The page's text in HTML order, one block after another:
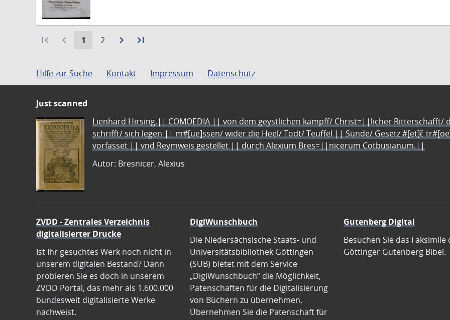
first_page navigate_before
Aktuelle
1
Gehe
2 navigate_next
Zurlast_page
Hilfe zur Suche
Kontakt Impressum Datenschutz
Just scanned
Lienhard Hirsing.|| COMOEDIA || von dem geystlichen kampff/ Christ=||licher Ritterschafft/
schrifft/ sich legen || m#[ue]ssen/ wider die Heel/ Todt/ Teuffel || Sünde/ Gesetz #[et]c̃
vorfasset || vnd Reymweis gestellet || durch Alexium Bres=||nicerum Cotbusianum.||
Autor: Bresnicer, Alexius
ZVDD - Zentrales Verzeichnis
digitalisierter Drucke
Ist Ihr gesuchtes Werk noch nicht in
unserem digitalen Bestand? Dann
probieren Sie es doch in unserem
ZVDD Portal, das mehr als 1.600.000
bundesweit digitalisierte Werke
nachweist.
DigiWunschbuch
Die Niedersächsische Staats- und
Universitätsbibliothek Göttingen
(SUB) bietet mit dem Service
„DigiWunschbuch” die Möglichkeit,
Patenschaften für die Digitalisierung
von Büchern zu übernehmen.
Übernehmen Sie die Patenschaft für
Gutenberg Digital
Besuchen Sie das Faksimile
Göttinger Gutenberg Bibel.